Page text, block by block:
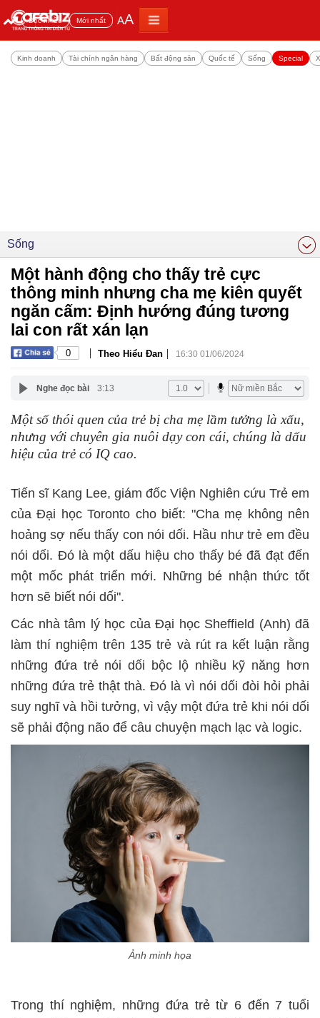
Đọc nhiều Mới nhất AA
Kinh doanh Tài chính ngân hàng Bất động sản Quốc tế Sống Special
Sống
Một hành động cho thấy trẻ cực
thông minh nhưng cha mẹ kiên quyết
ngăn cấm: Định hướng đúng tương
lai con rất xán lạn
0 | Theo Hiểu Đan | 16:30 01/06/2024
Nghe đọc bài 3:13
Một số thói quen của trẻ bị cha mẹ lầm tưởng là xấu,
nhưng với chuyên gia nuôi dạy con cái, chúng là dấu
hiệu của trẻ có IQ cao.
Tiến sĩ Kang Lee, giám đốc Viện Nghiên cứu Trẻ em
của Đại học Toronto cho biết: "Cha mẹ không nên
hoảng sợ nếu thấy con nói dối. Hầu như trẻ em đều
nói dối. Đó là một dấu hiệu cho thấy bé đã đạt đến
một mốc phát triển mới. Những bé nhận thức tốt
hơn sẽ biết nói dối".
Các nhà tâm lý học của Đại học Sheffield (Anh) đã
làm thí nghiệm trên 135 trẻ và rút ra kết luận rằng
những đứa trẻ nói dối bộc lộ nhiều kỹ năng hơn
những đứa trẻ thật thà. Đó là vì nói dối đòi hỏi phải
suy nghĩ và hồi tưởng, vì vậy một đứa trẻ khi nói dối
sẽ phải động não để câu chuyện mạch lạc và logic.
Ảnh minh họa
Trong thí nghiệm, những đứa trẻ từ 6 đến 7 tuổi